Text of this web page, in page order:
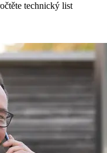
technický list